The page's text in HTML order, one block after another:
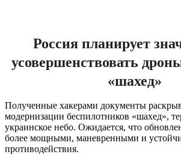
Россия планирует
усовершенствовать
«шахед»
Полученные хакерами документы
модернизации беспилотников «шахед»,
украинское небо. Ожидается, что
более мощными, маневренными и
противодействия.